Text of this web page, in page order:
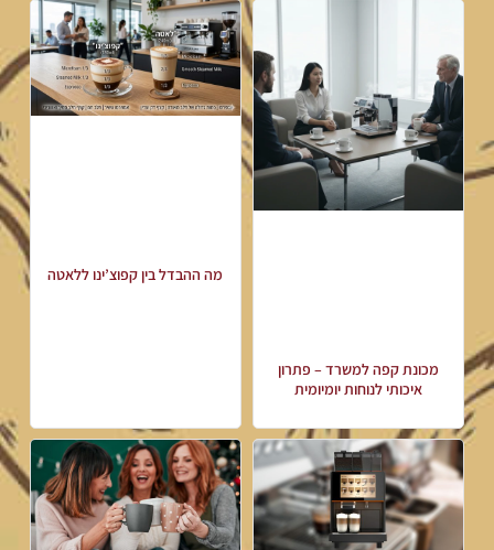
מכונת קפה למשרד – פתרון
איכותי לנוחות יומיומית
מה ההבדל בין קפוצ’ינו ללאטה